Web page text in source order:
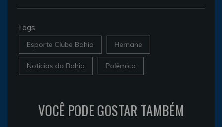
Tags
Esporte Clube Bahia Hernane
Noticias do Bahia Polêmica
VOCÊ PODE GOSTAR TAMBÉM